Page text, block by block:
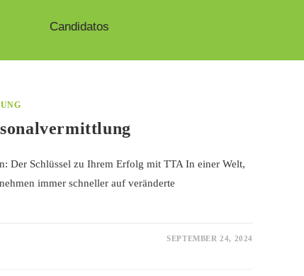
Candidatos
Der Schlüssel zu Ihrem Erfolg mit TTA In einer Welt,
immer schneller auf veränderte
SEPTEMBER 24, 2024